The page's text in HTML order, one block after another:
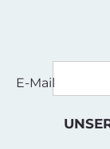
E-Mail